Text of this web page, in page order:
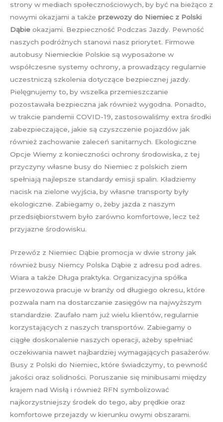
strony w mediach społecznościowych, by być na bieżąco z
nowymi okazjami a także przewozy do Niemiec z Polski
Dąbie okazjami. Bezpieczność Podczas Jazdy. Pewność
naszych podróżnych stanowi nasz priorytet. Firmowe
autobusy Niemieckie Polskie są wyposażone w
współczesne systemy ochrony, a prowadzący regularnie
uczestniczą szkolenia dotyczące bezpiecznej jazdy.
Pielęgnujemy to, by wszelka przemieszczanie
pozostawała bezpieczna jak również wygodna. Ponadto,
w trakcie pandemii COVID-19, zastosowaliśmy extra środki
zabezpieczające, jakie są czyszczenie pojazdów jak
również zachowanie zaleceń sanitarnych. Ekologiczne
Opcje Wiemy z konieczności ochrony środowiska, z tej
przyczyny własne busy do Niemiec z polskich ziem
spełniają najlepsze standardy emisji spalin. Kładziemy
nacisk na zielone wyjścia, by własne transporty były
ekologiczne. Zabiegamy o, żeby jazda z naszym
przedsiębiorstwem było zarówno komfortowe, lecz też
przyjazne środowisku.
Przewóz z Niemiec Dąbie promocja w dwie strony jak
również busy Niemcy Polska Dąbie z adresu pod adres.
Wiara a także Długa praktyka. Organizacyjna spółka
przewozowa pracuje w branży od długiego okresu, które
pozwala nam na dostarczanie zasięgów na najwyższym
standardzie. Zaufało nam już wielu klientów, regularnie
korzystających z naszych transportów. Zabiegamy o
ciągłe doskonalenie naszych operacji, ażeby spełniać
oczekiwania nawet najbardziej wymagających pasażerów.
Busy z Polski do Niemiec, które świadczymy, to pewność
jakości oraz solidności. Poruszanie się minibusami między
krajem nad Wisłą i również RFN symbolizować
najkorzystniejszy środek do tego, aby prędkie oraz
komfortowe przejazdy w kierunku owymi obszarami.